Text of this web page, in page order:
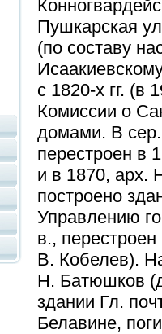
Пушкарская
(по составу
с 1820-х гг. (в
Комиссии о
домами. В
перестроен в
и в 1870, арх.
построено
Управлению
в.,
В. Кобелев).
Н. Батюшков
здании Гл.
Белавине,